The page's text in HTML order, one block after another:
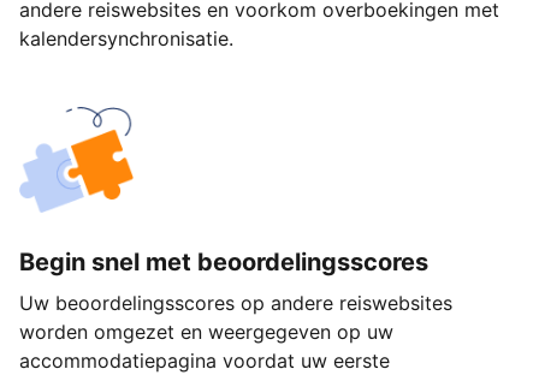
andere reiswebsites en voorkom overboekingen met
kalendersynchronisatie.
Begin snel met beoordelingsscores
Uw beoordelingsscores op andere reiswebsites
worden omgezet en weergegeven op uw
accommodatiepagina voordat uw eerste